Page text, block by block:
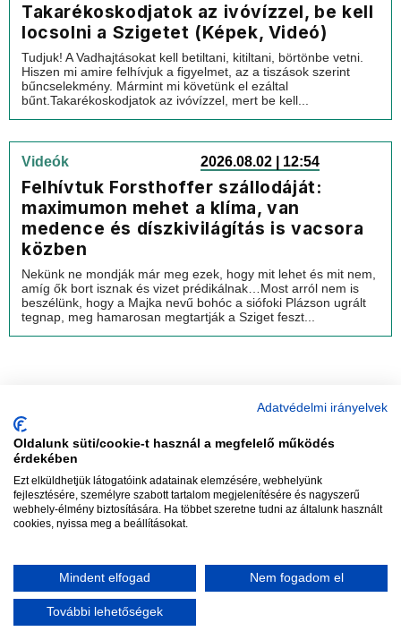
Takarékoskodjatok az ivóvízzel, be kell
locsolni a Szigetet (Képek, Videó)
Tudjuk! A Vadhajtásokat kell betiltani, kitiltani, börtönbe vetni.
Hiszen mi amire felhívjuk a figyelmet, az a tiszások szerint
bűncselekmény. Mármint mi követünk el ezáltal
bűnt.Takarékoskodjatok az ivóvízzel, mert be kell...
Videók 2026.08.02 | 12:54
Felhívtuk Forsthoffer szállodáját:
maximumon mehet a klíma, van
medence és díszkivilágítás is vacsora
közben
Nekünk ne mondják már meg ezek, hogy mit lehet és mit nem,
amíg ők bort isznak és vizet prédikálnak…Most arról nem is
beszélünk, hogy a Majka nevű bohóc a siófoki Plázson ugrált
tegnap, meg hamarosan megtartják a Sziget feszt...
Szerkesztőség:szerk@vadhajtasok.hu
Modi:moderator@vadhajtasok.hu
AdatvédelemImpresszumSzerzői jogok
2018 Vadhajtások.hu
Adatvédelmi irányelvek
Oldalunk süti/cookie-t használ a megfelelő működés
érdekében
Ezt elküldhetjük látogatóink adatainak elemzésére, webhelyünk
fejlesztésére, személyre szabott tartalom megjelenítésére és nagyszerű
webhely-élmény biztosítására. Ha többet szeretne tudni az általunk használt
cookies, nyissa meg a beállításokat.
Mindent elfogad Nem fogadom el
További lehetőségek